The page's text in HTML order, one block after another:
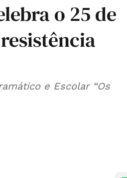
o 25 de
e Escolar “Os